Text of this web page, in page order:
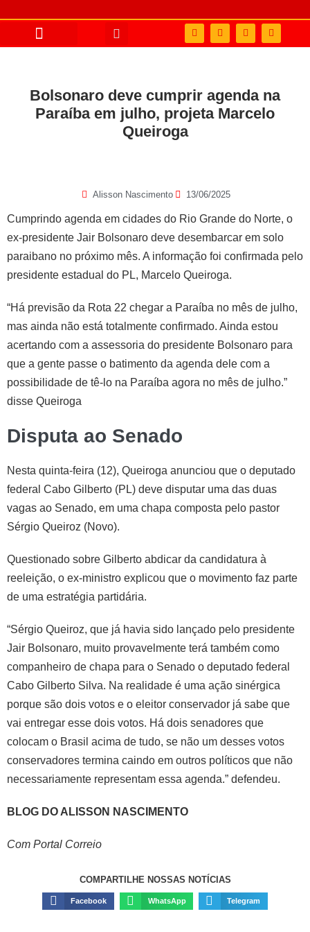
Bolsonaro deve cumprir agenda na
Paraíba em julho, projeta Marcelo
Queiroga
Alisson Nascimento 13/06/2025
Cumprindo agenda em cidades do Rio Grande do Norte, o
ex-presidente Jair Bolsonaro deve desembarcar em solo
paraibano no próximo mês. A informação foi confirmada pelo
presidente estadual do PL, Marcelo Queiroga.
“Há previsão da Rota 22 chegar a Paraíba no mês de julho,
mas ainda não está totalmente confirmado. Ainda estou
acertando com a assessoria do presidente Bolsonaro para
que a gente passe o batimento da agenda dele com a
possibilidade de tê-lo na Paraíba agora no mês de julho.”
disse Queiroga
Disputa ao Senado
Nesta quinta-feira (12), Queiroga anunciou que o deputado
federal Cabo Gilberto (PL) deve disputar uma das duas
vagas ao Senado, em uma chapa composta pelo pastor
Sérgio Queiroz (Novo).
Questionado sobre Gilberto abdicar da candidatura à
reeleição, o ex-ministro explicou que o movimento faz parte
de uma estratégia partidária.
“Sérgio Queiroz, que já havia sido lançado pelo presidente
Jair Bolsonaro, muito provavelmente terá também como
companheiro de chapa para o Senado o deputado federal
Cabo Gilberto Silva. Na realidade é uma ação sinérgica
porque são dois votos e o eleitor conservador já sabe que
vai entregar esse dois votos. Há dois senadores que
colocam o Brasil acima de tudo, se não um desses votos
conservadores termina caindo em outros políticos que não
necessariamente representam essa agenda.” defendeu.
BLOG DO ALISSON NASCIMENTO
Com Portal Correio
COMPARTILHE NOSSAS NOTÍCIAS
Facebook WhatsApp Telegram